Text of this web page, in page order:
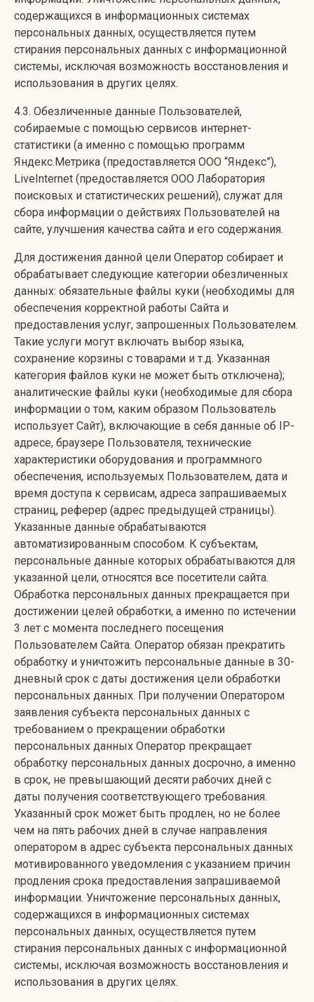
содержащихся в информационных системах
персональных данных, осуществляется путем
стирания персональных данных с информационной
системы, исключая возможность восстановления и
использования в других целях.
4.3. Обезличенные данные Пользователей,
собираемые с помощью сервисов интернет-
статистики (а именно с помощью программ
Яндекс.Метрика (предоставляется ООО “Яндекс”),
LiveInternet (предоставляется ООО Лаборатория
поисковых и статистических решений), служат для
сбора информации о действиях Пользователей на
сайте, улучшения качества сайта и его содержания.
Для достижения данной цели Оператор собирает и
обрабатывает следующие категории обезличенных
данных: обязательные файлы куки (необходимы для
обеспечения корректной работы Сайта и
предоставления услуг, запрошенных Пользователем.
Такие услуги могут включать выбор языка,
сохранение корзины с товарами и т.д. Указанная
категория файлов куки не может быть отключена);
аналитические файлы куки (необходимые для сбора
информации о том, каким образом Пользователь
использует Сайт), включающие в себя данные об IP-
адресе, браузере Пользователя, технические
характеристики оборудования и программного
обеспечения, используемых Пользователем, дата и
время доступа к сервисам, адреса запрашиваемых
страниц, реферер (адрес предыдущей страницы).
Указанные данные обрабатываются
автоматизированным способом. К субъектам,
персональные данные которых обрабатываются для
указанной цели, относятся все посетители сайта.
Обработка персональных данных прекращается при
достижении целей обработки, а именно по истечении
3 лет с момента последнего посещения
Пользователем Сайта. Оператор обязан прекратить
обработку и уничтожить персональные данные в 30-
дневный срок с даты достижения цели обработки
персональных данных. При получении Оператором
заявления субъекта персональных данных с
требованием о прекращении обработки
персональных данных Оператор прекращает
обработку персональных данных досрочно, а именно
в срок, не превышающий десяти рабочих дней с
даты получения соответствующего требования.
Указанный срок может быть продлен, но не более
чем на пять рабочих дней в случае направления
оператором в адрес субъекта персональных данных
мотивированного уведомления с указанием причин
продления срока предоставления запрашиваемой
информации. Уничтожение персональных данных,
содержащихся в информационных системах
персональных данных, осуществляется путем
стирания персональных данных с информационной
системы, исключая возможность восстановления и
использования в других целях.